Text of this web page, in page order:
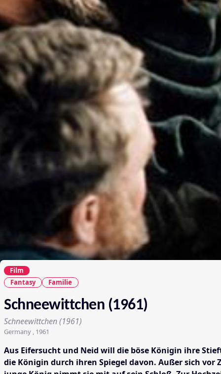
Film
Fantasy
Familie
Schneewittchen (1961)
Schneewittchen (1961)
Germany , 1961
Aus Eifersucht und Neid will die böse Königin ihre
die Königin durch ihren Spiegel davon. Außer sich